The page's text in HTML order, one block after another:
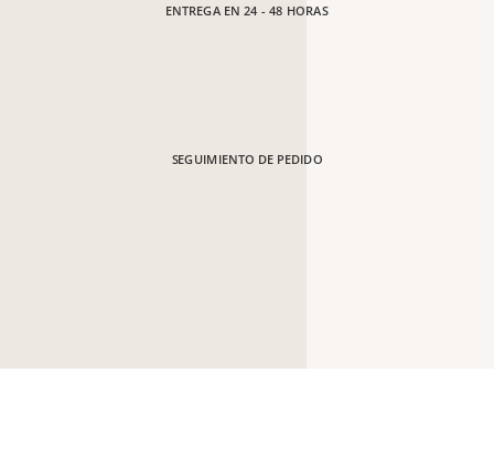
ENTREGA EN 24 - 48 HORAS
SEGUIMIENTO DE PEDIDO